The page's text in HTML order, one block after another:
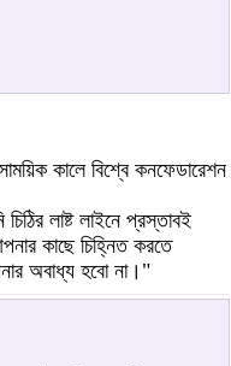
কালে বিশ্বে কনফেডারেশন
লাষ্ট লাইনে প্রস্তাবই
কাছে চিহ্নিত করতে
অবাধ্য হবো না।"